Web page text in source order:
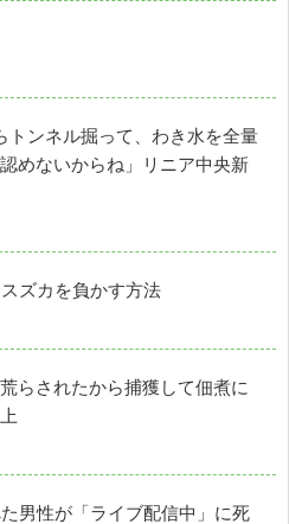
トンネル掘って、わき水を全量
めないからね」リニア中央新
ズカを負かす方法
らされたから捕獲して佃煮に
男性が「ライブ配信中」に死